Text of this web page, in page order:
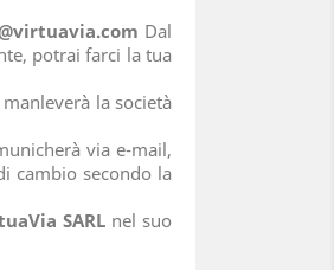
Dal
potrai farci la tua
la società
via e-mail,
cambio secondo la
SARL nel suo